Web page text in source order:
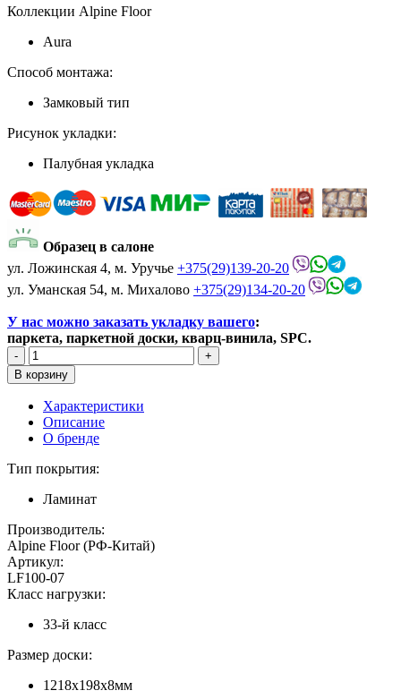
Коллекции Alpine Floor
Aura
Способ монтажа:
Замковый тип
Рисунок укладки:
Палубная укладка
Образец в салоне
ул. Ложинская 4, м. Уручье +375(29)139-20-20
ул. Уманская 54, м. Михалово +375(29)134-20-20
У нас можно заказать укладку вашего:
паркета, паркетной доски, кварц-винила, SPC.
Характеристики
Описание
О бренде
Тип покрытия:
Ламинат
Производитель:
Alpine Floor (РФ-Китай)
Артикул:
LF100-07
Класс нагрузки:
33-й класс
Размер доски:
1218х198х8мм